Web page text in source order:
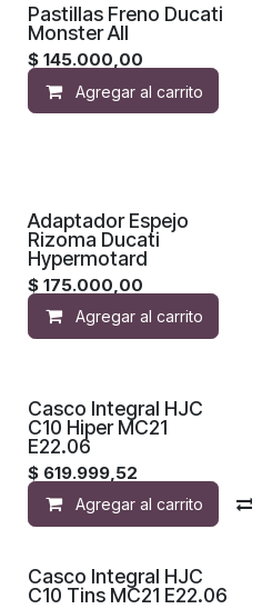
Pastillas Freno Ducati
Monster All
$ 145.000,00
Agregar al carrito
Adaptador Espejo
Rizoma Ducati
Hypermotard
$ 175.000,00
Agregar al carrito
Casco Integral HJC
C10 Hiper MC21
E22.06
$ 619.999,52
Agregar al carrito
Casco Integral HJC
C10 Tins MC21 E22.06